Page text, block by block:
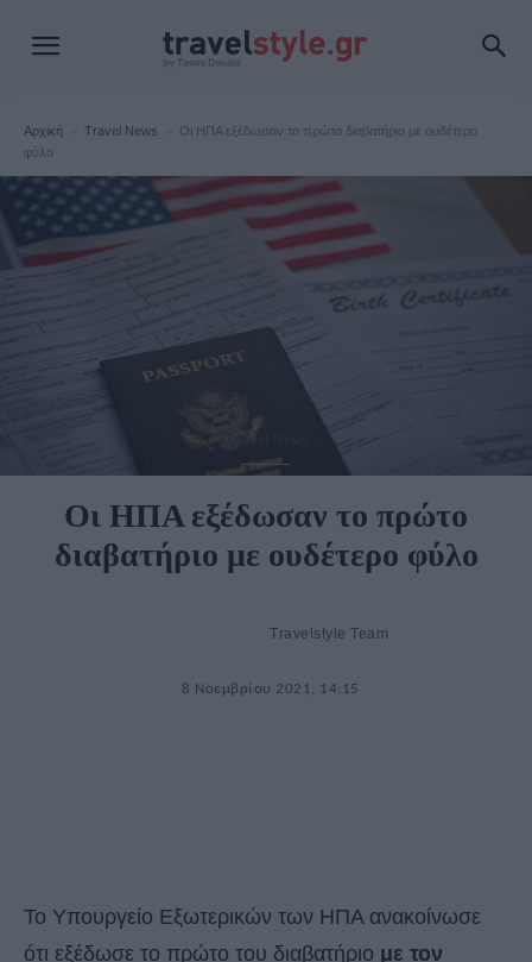
Αρχική Travel News
Οι ΗΠΑ εξέδωσαν το πρώτο διαβατήριο με ουδέτερο
φύλο
Travel News
Οι ΗΠΑ εξέδωσαν το πρώτο
διαβατήριο με ουδέτερο φύλο
Travelstyle Team
8 Νοεμβρίου 2021, 14:15
Το Υπουργείο Εξωτερικών των ΗΠΑ ανακοίνωσε
ότι εξέδωσε το πρώτο του διαβατήριο με τον